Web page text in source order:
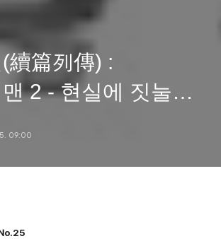
續篇列傳) :
2 - 현실에 짓눌린
09:00